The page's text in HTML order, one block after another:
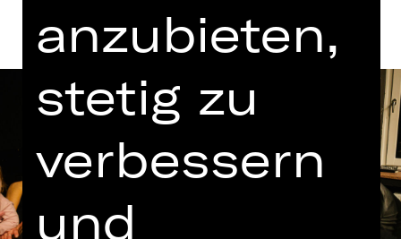
anzubieten,
stetig zu
verbessern
und